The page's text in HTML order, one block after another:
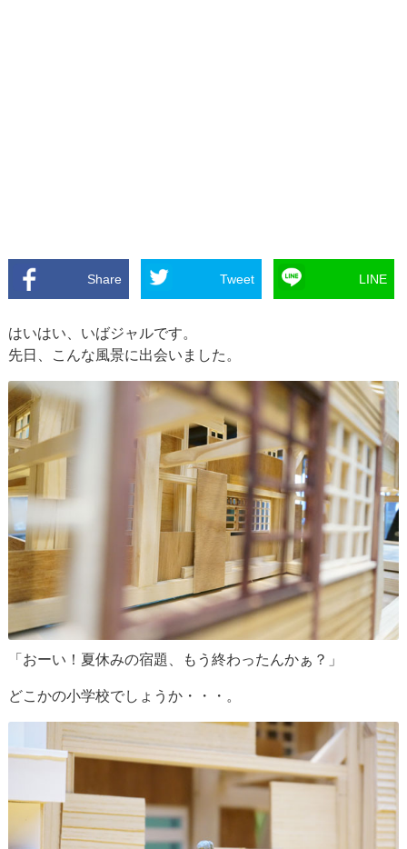
Share Tweet LINE
はいはい、いばジャルです。
先日、こんな風景に出会いました。
「おーい！夏休みの宿題、もう終わったんかぁ？」
どこかの小学校でしょうか・・・。